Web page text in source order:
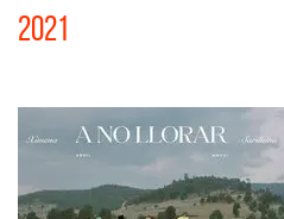
2021